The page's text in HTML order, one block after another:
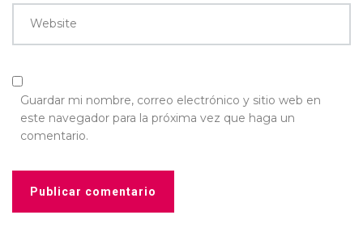
Website
Guardar mi nombre, correo electrónico y sitio web en
este navegador para la próxima vez que haga un
comentario.